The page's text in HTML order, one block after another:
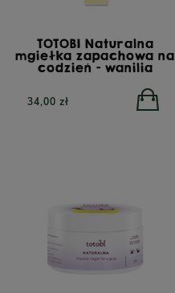
TOTOBI Naturalna
mgiełka zapachowa na
codzień - wanilia
34,00 zł